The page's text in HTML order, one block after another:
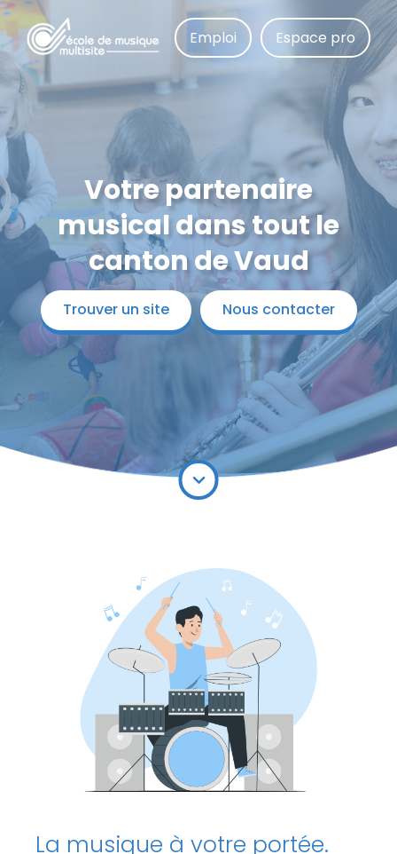
Aller
au
contenu
principal
Emploi Espace pro
Votre partenaire
musical dans tout le
canton de Vaud
Trouver un site Nous contacter
La musique à votre portée.